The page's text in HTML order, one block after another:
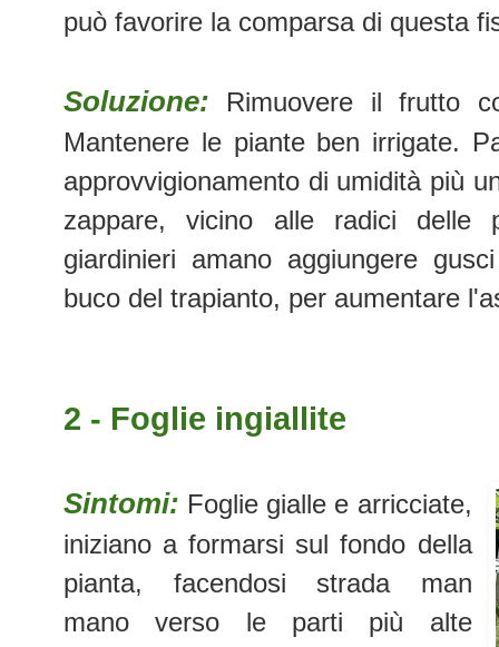
può favorire la comparsa di questa
Soluzione: Rimuovere il frutto
Mantenere le piante ben irrigate.
approvvigionamento di umidità più
zappare, vicino alle radici delle
giardinieri amano aggiungere
buco del trapianto, per aumentare
2 - Foglie ingiallite
Sintomi: Foglie gialle e arricciate,
iniziano a formarsi sul fondo della
pianta, facendosi strada man
mano verso le parti più alte